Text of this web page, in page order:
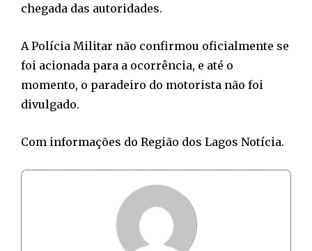
chegada das autoridades.
A Polícia Militar não confirmou oficialmente se
foi acionada para a ocorrência, e até o
momento, o paradeiro do motorista não foi
divulgado.
Com informações do Região dos Lagos Notícia.